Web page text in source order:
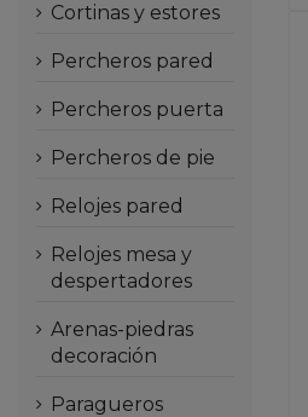
cortinas y estores
percheros pared
percheros puerta
percheros de pie
relojes pared
relojes mesa y
despertadores
arenas-piedras
decoración
paragueros